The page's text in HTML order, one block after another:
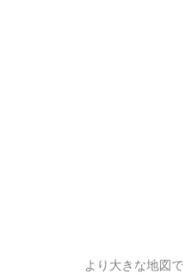
より大きな地図で